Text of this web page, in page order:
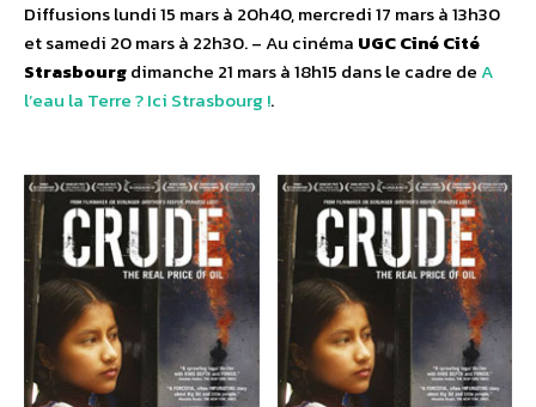
Diffusions lundi 15 mars à 20h40, mercredi 17 mars à 13h30
et samedi 20 mars à 22h30. – Au cinéma UGC Ciné Cité
Strasbourgdimanche 21 mars à 18h15 dans le cadre deA
l’eau la Terre ? Ici Strasbourg !.